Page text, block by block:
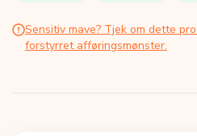
Sensitiv mave? Tjek om dette
forstyrret afføringsmønster.